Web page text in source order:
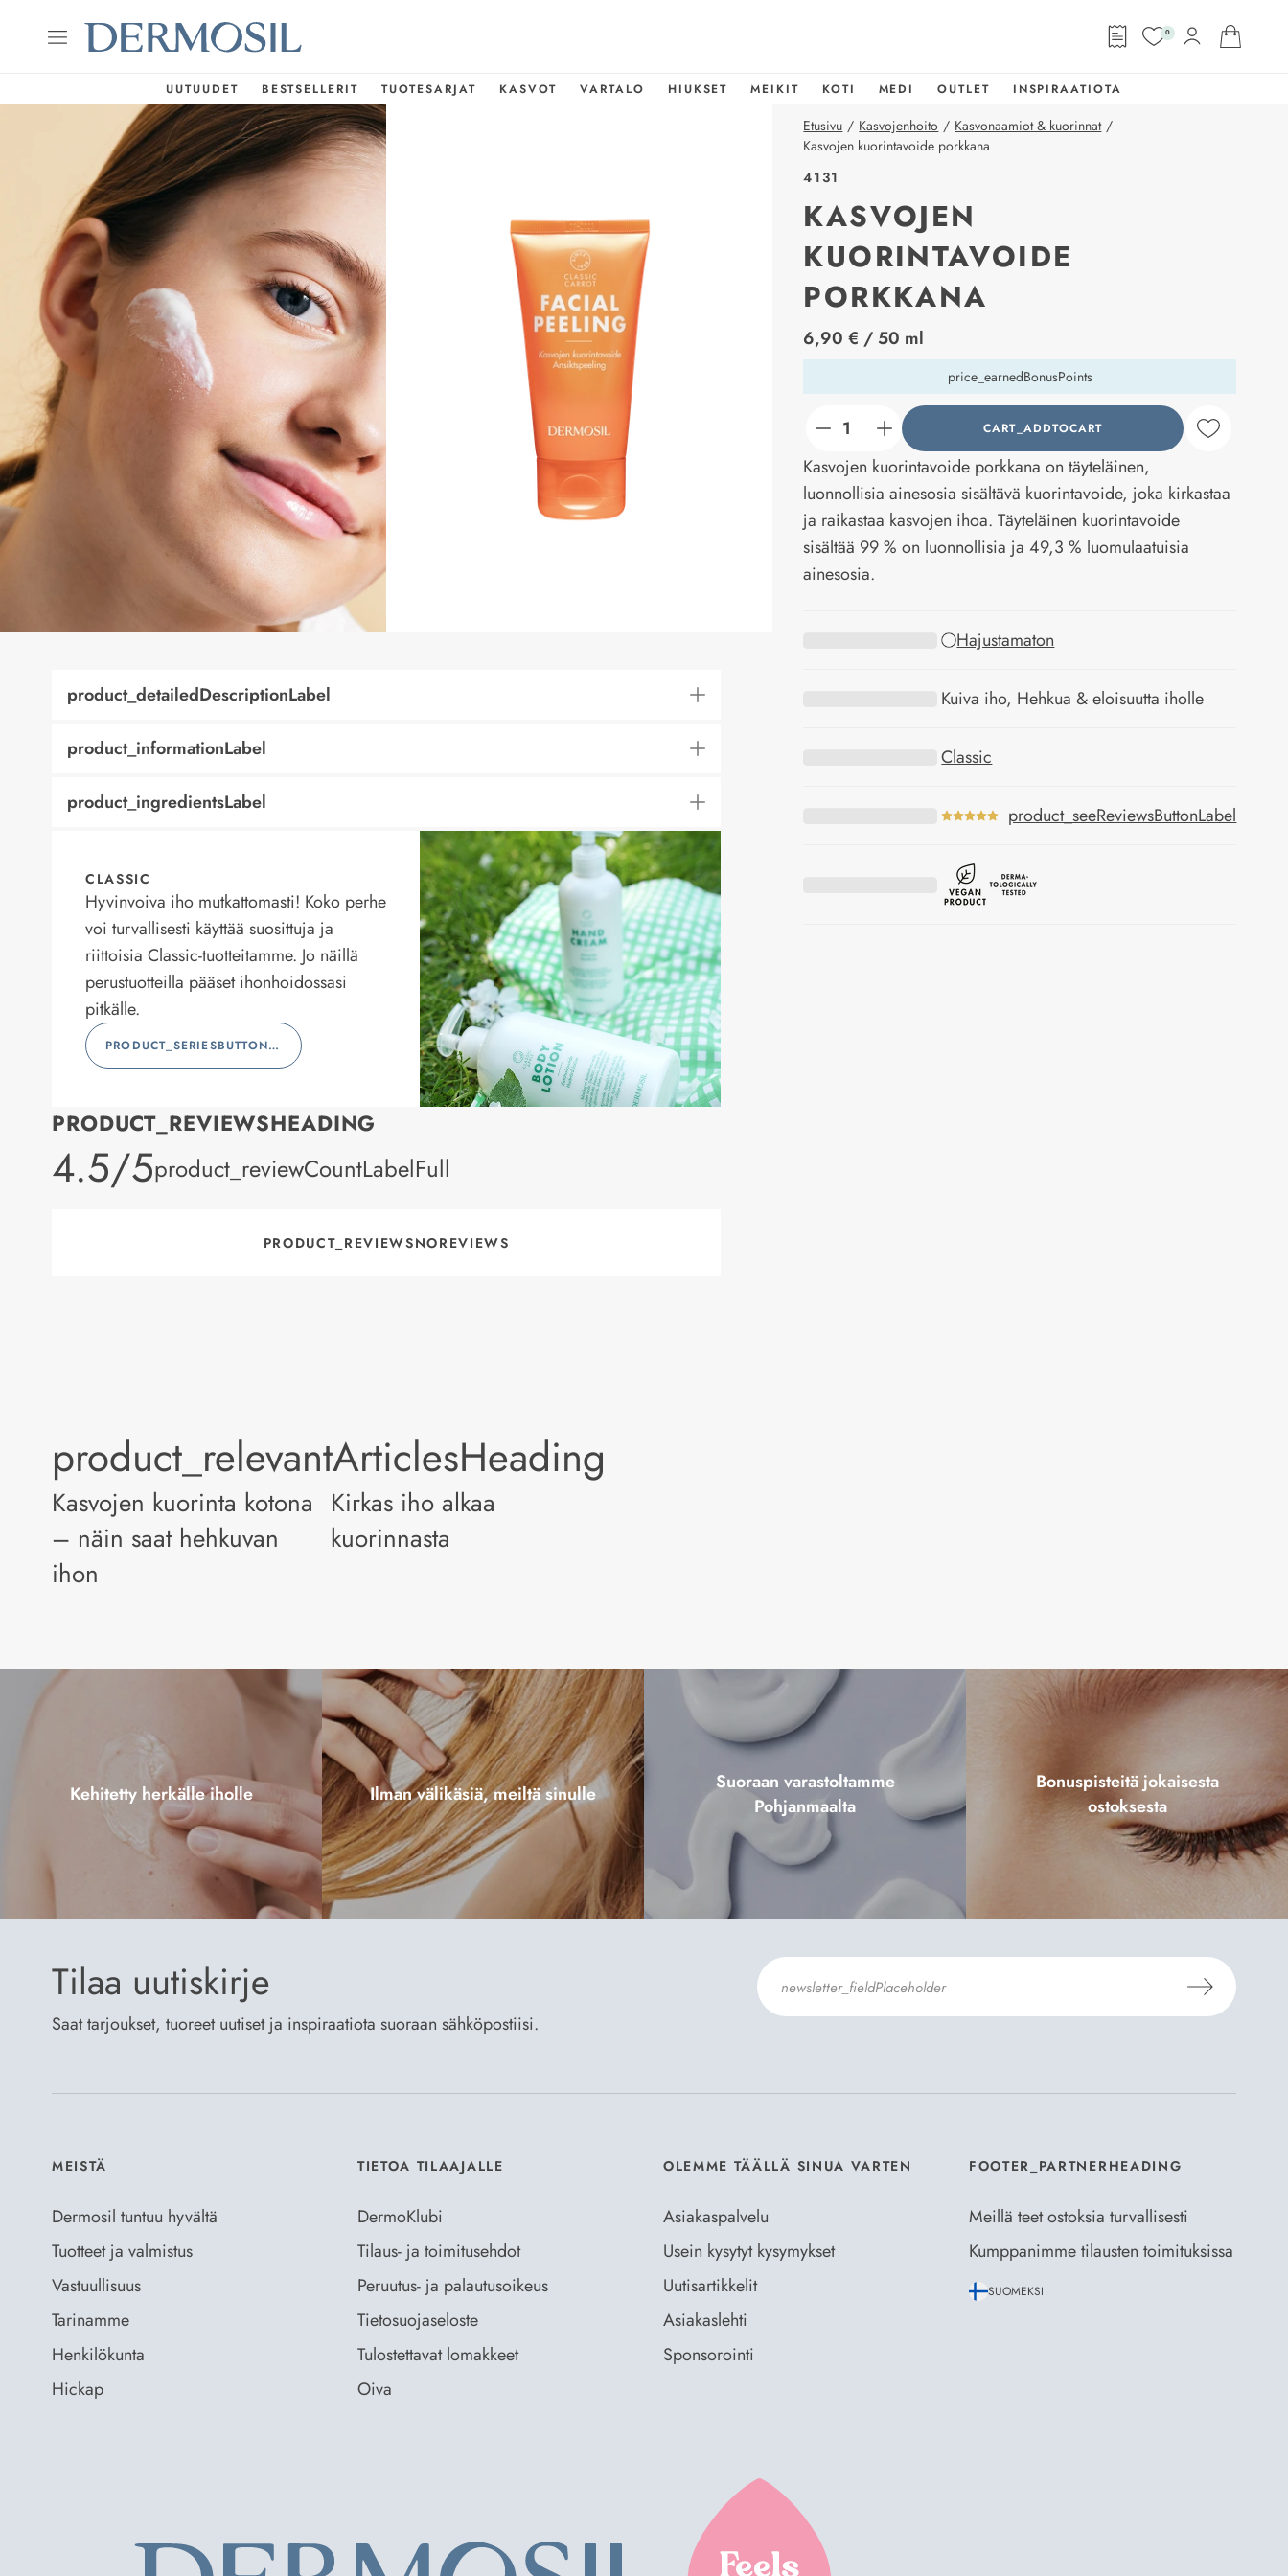
0
UUTUUDET BESTSELLERIT TUOTESARJAT KASVOT VARTALO HIUKSET MEIKIT KOTI MEDI OUTLET INSPIRAATIOTA
Etusivu / Kasvojenhoito / Kasvonaamiot & kuorinnat /
Kasvojen kuorintavoide porkkana
4131
KASVOJEN
KUORINTAVOIDE
PORKKANA
price_label
6,90 € / 50 ml
price_earnedBonusPoints
counter_current CART_ADDTOCART
Kasvojen kuorintavoide porkkana on täyteläinen,
luonnollisia ainesosia sisältävä kuorintavoide, joka kirkastaa
ja raikastaa kasvojen ihoa. Täyteläinen kuorintavoide
sisältää 99 % on luonnollisia ja 49,3 % luomulaatuisia
ainesosia.
Hajustamaton
Kuiva iho, Hehkua & eloisuutta iholle
Classic
product_seeReviewsButtonLabel
product_detailedDescriptionLabel
product_informationLabel
product_ingredientsLabel
CLASSIC
Hyvinvoiva iho mutkattomasti! Koko perhe
voi turvallisesti käyttää suosittuja ja
riittoisia Classic-tuotteitamme. Jo näillä
perustuotteilla pääset ihonhoidossasi
pitkälle.
PRODUCT_SERIESBUTTONLABEL
PRODUCT_REVIEWSHEADING
product_rating
4.5/5product_reviewCountLabelFull
PRODUCT_REVIEWSNOREVIEWS
product_relevantArticlesHeading
Kasvojen kuorinta kotona
– näin saat hehkuvan
ihon
Kirkas iho alkaa
kuorinnasta
Kehitetty herkälle iholle Ilman välikäsiä, meiltä sinulle
Suoraan varastoltamme
Pohjanmaalta
Bonuspisteitä jokaisesta
ostoksesta
Tilaa uutiskirje
Saat tarjoukset, tuoreet uutiset ja inspiraatiota suoraan sähköpostiisi.
MEISTÄ
Dermosil tuntuu hyvältä
Tuotteet ja valmistus
Vastuullisuus
Tarinamme
Henkilökunta
Hickap
TIETOA TILAAJALLE
DermoKlubi
Tilaus- ja toimitusehdot
Peruutus- ja palautusoikeus
Tietosuojaseloste
Tulostettavat lomakkeet
Oiva
OLEMME TÄÄLLÄ SINUA VARTEN
Asiakaspalvelu
Usein kysytyt kysymykset
Uutisartikkelit
Asiakaslehti
Sponsorointi
FOOTER_PARTNERHEADING
Meillä teet ostoksia turvallisesti
Kumppanimme tilausten toimituksissa
SUOMEKSI